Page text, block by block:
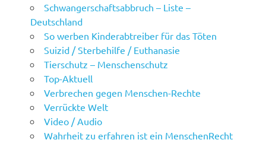
Schwangerschaftsabbruch – Liste –
Deutschland
So werben Kinderabtreiber für das Töten
Suizid / Sterbehilfe / Euthanasie
Tierschutz – Menschenschutz
Top-Aktuell
Verbrechen gegen Menschen-Rechte
Verrückte Welt
Video / Audio
Wahrheit zu erfahren ist ein MenschenRecht